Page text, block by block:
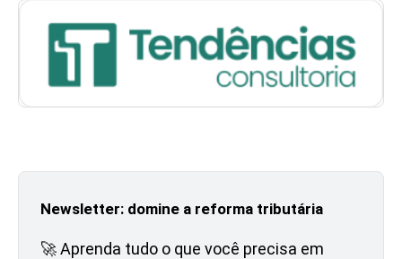
Newsletter: domine a reforma tributária
🚀 Aprenda tudo o que você precisa em